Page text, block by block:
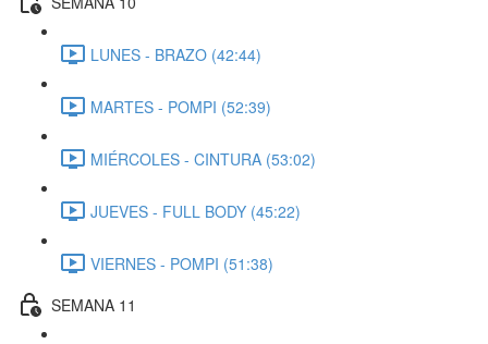
LUNES - BRAZO (42:44)
MARTES - POMPI (52:39)
MIÉRCOLES - CINTURA (53:02)
JUEVES - FULL BODY (45:22)
VIERNES - POMPI (51:38)
SEMANA 11